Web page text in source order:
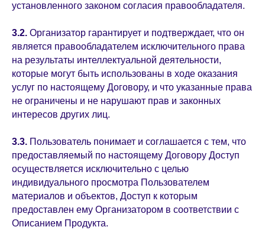
установленного законом согласия правообладателя.
3.2. Организатор гарантирует и подтверждает, что он
является правообладателем исключительного права
на результаты интеллектуальной деятельности,
которые могут быть использованы в ходе оказания
услуг по настоящему Договору, и что указанные права
не ограничены и не нарушают прав и законных
интересов других лиц.
3.3. Пользователь понимает и соглашается с тем, что
предоставляемый по настоящему Договору Доступ
осуществляется исключительно с целью
индивидуального просмотра Пользователем
материалов и объектов, Доступ к которым
предоставлен ему Организатором в соответствии с
Описанием Продукта.